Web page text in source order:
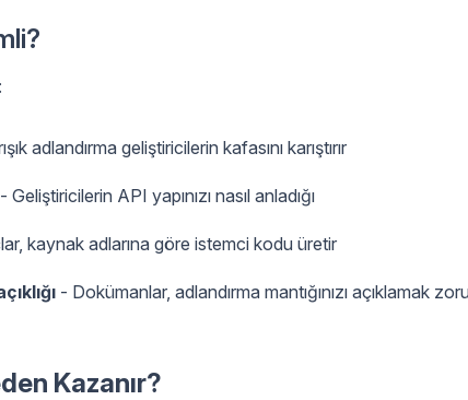
adlandırma geliştiricilerin kafasını karıştırır
- Geliştiricilerin API yapınızı nasıl anladığı
kaynak adlarına göre istemci kodu üretir
- Dokümanlar, adlandırma mantığınızı açıklamak
Kazanır?